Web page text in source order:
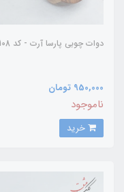
دوات چوبی پارسا آرت - کد 108
950,000 تومان
ناموجود